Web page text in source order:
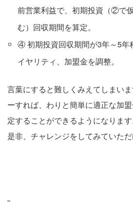
前営業利益で、初期投資（②で
む）回収期間を算定。
④ 初期投資回収期間が3年～5年
イヤリティ、加盟金を調整。
言葉にすると難しくみえてしまい
ーすれば、わりと簡単に適正な加
定することができるようになります
是非、チャレンジをしてみていただ